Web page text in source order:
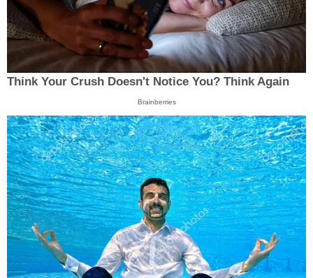
Think Your Crush Doesn't Notice You? Think Again
Brainberries